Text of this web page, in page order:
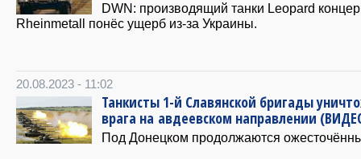
DWN: производящий танки Leopard
Rheinmetall понёс ущерб из-за Украины.
20.08.2023 - 11:02
Танкисты 1-й Славянской бригады
врага на авдеевском направлении
Под Донецком продолжаются